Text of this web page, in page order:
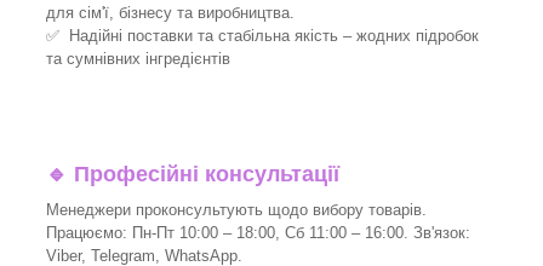
для сім'ї, бізнесу та виробництва.
✅ Надійні поставки та стабільна якість – жодних підробок
та сумнівних інгредієнтів
🔹 Професійні консультації
Менеджери проконсультують щодо вибору товарів.
Працюємо: Пн-Пт 10:00 – 18:00, Сб 11:00 – 16:00. Зв'язок:
Viber, Telegram, WhatsApp.